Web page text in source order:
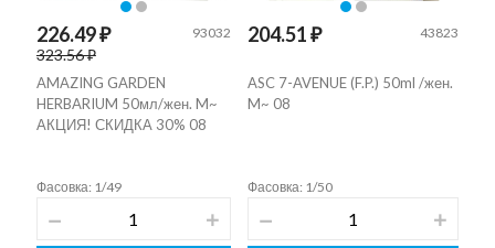
226.49 ₽
323.56 ₽
93032
AMAZING GARDEN
HERBARIUM 50мл/жен. M~
АКЦИЯ! СКИДКА 30% 08
Фасовка: 1/49
204.51 ₽ 43823
ASC 7-AVENUE (F.P.) 50ml /жен.
M~ 08
Фасовка: 1/50